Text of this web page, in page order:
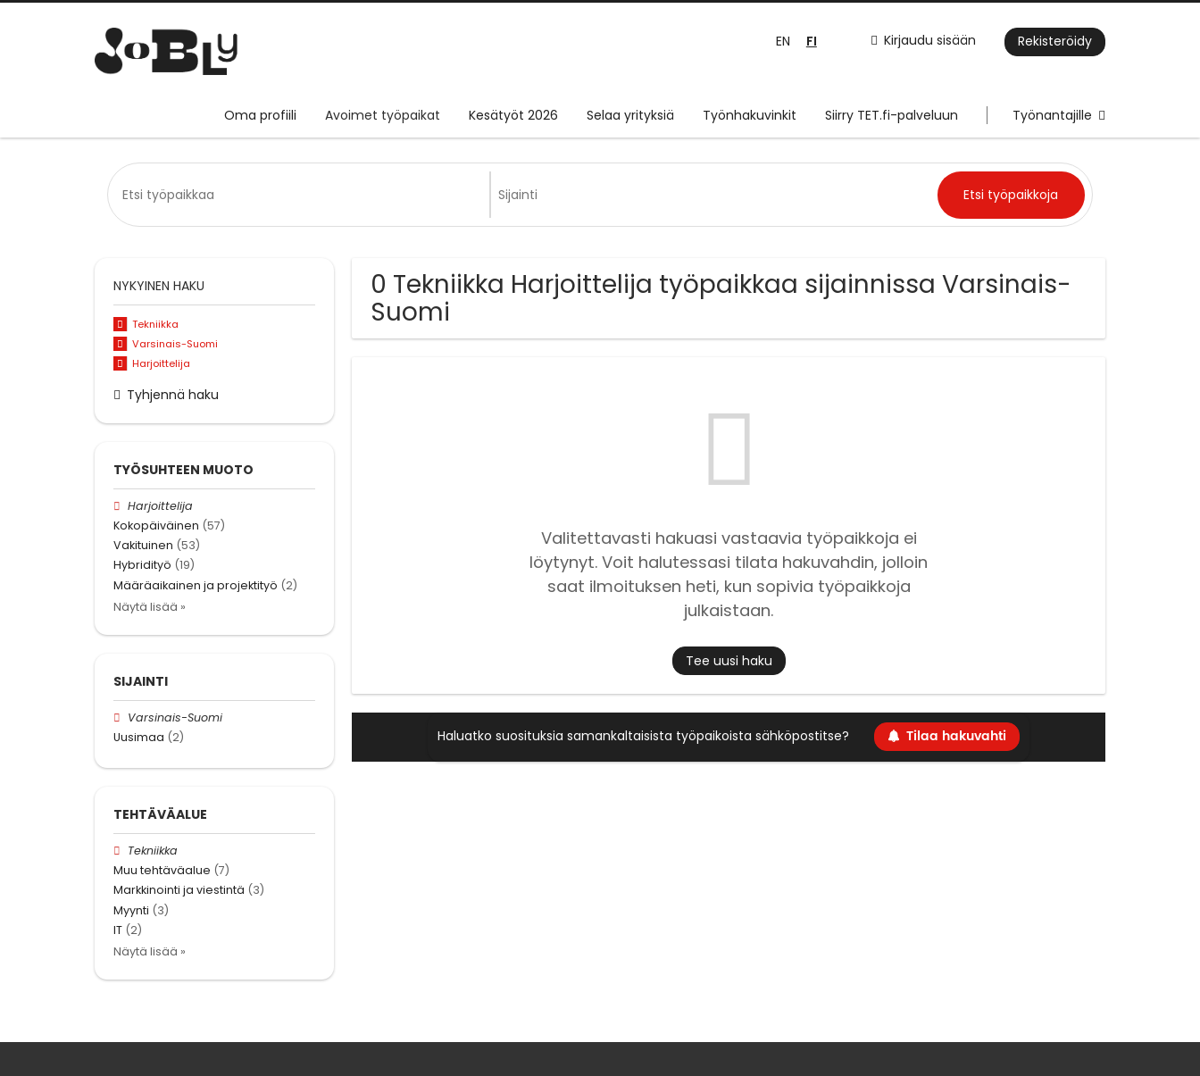
Kirjaudu sisään Rekisteröidy
EN FI
Oma profiili Avoimet työpaikat Kesätyöt 2026 Selaa yrityksiä Työnhakuvinkit Siirry TET.fi-palveluun Työnantajille
0 Tekniikka Harjoittelija työpaikkaa sijainnissa Varsinais-
Suomi
Valitettavasti hakuasi vastaavia työpaikkoja ei
löytynyt. Voit halutessasi tilata hakuvahdin, jolloin
saat ilmoituksen heti, kun sopivia työpaikkoja
julkaistaan.
Tee uusi haku
Haluatko suosituksia samankaltaisista työpaikoista sähköpostitse? Tilaa hakuvahti
NYKYINEN HAKU
Tekniikka
Varsinais-Suomi
Harjoittelija
Tyhjennä haku
TYÖSUHTEEN MUOTO
Harjoittelija
Kokopäiväinen (57)
Vakituinen (53)
Hybridityö (19)
Määräaikainen ja projektityö (2)
Näytä lisää »
SIJAINTI
Varsinais-Suomi
Uusimaa (2)
TEHTÄVÄALUE
Tekniikka
Muu tehtäväalue (7)
Markkinointi ja viestintä (3)
Myynti (3)
IT (2)
Näytä lisää »